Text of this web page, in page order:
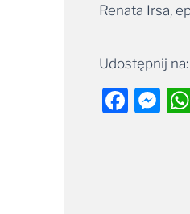
Renata Irsa,
Udostępnij na: